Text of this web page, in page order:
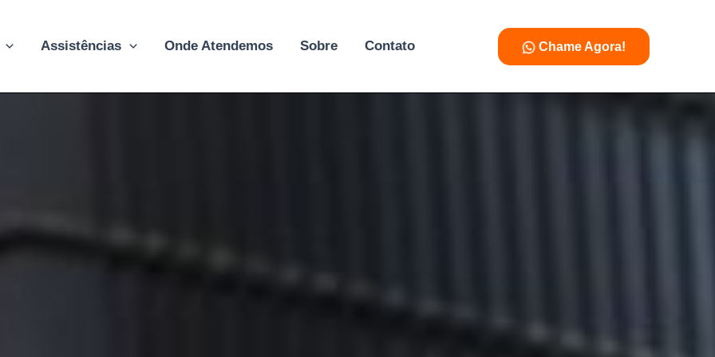
Assistências Onde Atendemos Sobre Contato Chame Agora!